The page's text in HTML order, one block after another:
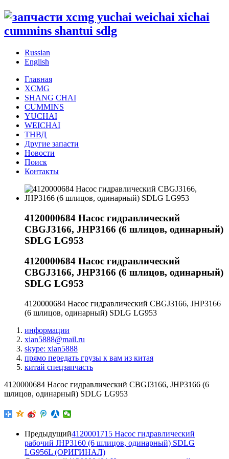
Russian
English
Главная
XCMG
SHANG CHAI
CUMMINS
YUCHAI
WEICHAI
ТНВД
Другие запасти
Новости
Поиск
Контакты
4120000684 Насос гидравлический
CBGJ3166, JHP3166 (6 шлицов, одинарный)
SDLG LG953
4120000684 Насос гидравлический
CBGJ3166, JHP3166 (6 шлицов, одинарный)
SDLG LG953
4120000684 Насос гидравлический CBGJ3166, JHP3166
(6 шлицов, одинарный) SDLG LG953
информации
xian5888@mail.ru
skype: xian5888
прямо передать грузы к вам из китая
китай спецзапчасть
4120000684 Насос гидравлический CBGJ3166, JHP3166 (6
шлицов, одинарный) SDLG LG953
Предыдущий4120001715 Насос гидравлический
рабочий JHP3160 (6 шлицов, одинарный) SDLG
LG956L (ОРИГИНАЛ)